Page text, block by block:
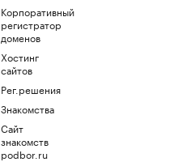
Корпоративный
регистратор
доменов
Хостинг
сайтов
Рег.решения
Знакомства
Сайт
знакомств
podbor.ru